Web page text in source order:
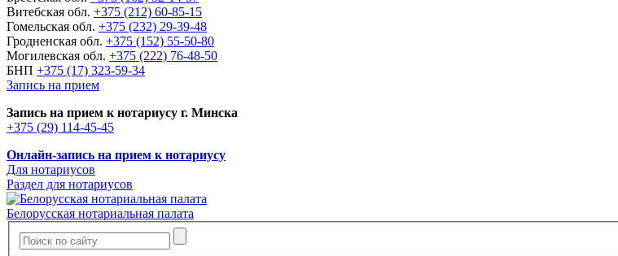
Витебская обл. +375 (212) 60-85-15
Гомельская обл. +375 (232) 29-39-48
Гродненская обл. +375 (152) 55-50-80
Могилевская обл. +375 (222) 76-48-50
БНП +375 (17) 323-59-34
Запись на прием
Запись на прием к нотариусу г. Минска
+375 (29) 114-45-45
Онлайн-запись на прием к нотариусу
Для нотариусов
Раздел для нотариусов
Белорусская нотариальная палата